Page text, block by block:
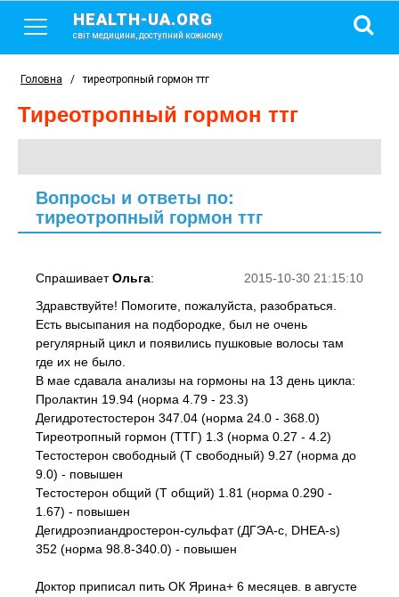
HEALTH-UA.ORG
світ медицини, доступний кожному
Головна / тиреотропный гормон ттг
тиреотропный гормон ттг
Вопросы и ответы по:
тиреотропный гормон ттг
2015-10-30 21:15:10
СпрашиваетОльга:
Здравствуйте! Помогите, пожалуйста, разобраться.
Есть высыпания на подбородке, был не очень
регулярный цикл и появились пушковые волосы там
где их не было.
В мае сдавала анализы на гормоны на 13 день цикла:
Пролактин 19.94 (норма 4.79 - 23.3)
Дегидротестостерон 347.04 (норма 24.0 - 368.0)
Тиреотропный гормон (ТТГ) 1.3 (норма 0.27 - 4.2)
Тестостерон свободный (Т свободный) 9.27 (норма до
9.0) - повышен
Тестостерон общий (Т общий) 1.81 (норма 0.290 -
1.67) - повышен
Дегидроэпиандростерон-сульфат (ДГЭА-с, DHEA-s)
352 (норма 98.8-340.0) - повышен
Доктор приписал пить ОК Ярина+ 6 месяцев. в августе